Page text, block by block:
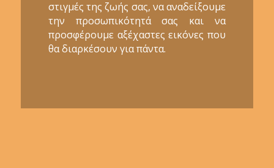
στιγμές της ζωής σας, να αναδείξουμε
την προσωπικότητά σας και να
προσφέρουμε αξέχαστες εικόνες που
θα διαρκέσουν για πάντα.